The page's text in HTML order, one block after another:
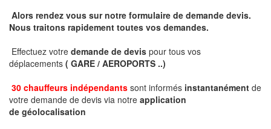
Alors rendez vous sur notre formulaire de demande devis.
Nous traitons rapidement toutes vos demandes.
Effectuez votre demande de devis pour tous vos
déplacements ( GARE / AEROPORTS ..)
30 chauffeurs indépendants sont informés instantanément de
votre demande de devis via notre application
de géolocalisation